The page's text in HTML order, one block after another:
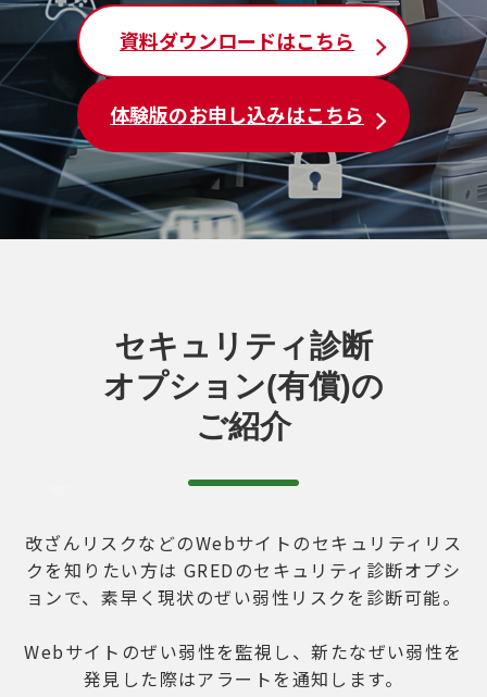
資料ダウンロードはこちら
体験版のお申し込みはこちら
セキュリティ診断
オプション(有償)の
ご紹介
改ざんリスクなどのWebサイトのセキュリティリス
クを知りたい方は GREDのセキュリティ診断オプシ
ョンで、素早く現状のぜい弱性リスクを診断可能。
Webサイトのぜい弱性を監視し、新たなぜい弱性を
発見した際はアラートを通知します。